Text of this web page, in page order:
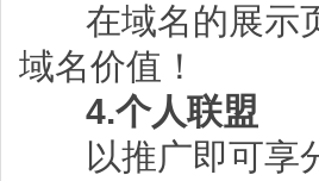
在域名的展示页
域名价值！
4.个人联盟
以推广即可享分